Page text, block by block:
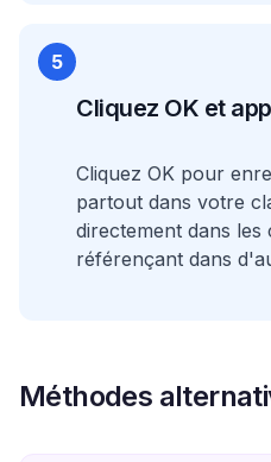
5
Cliquez OK et
Cliquez OK pour
partout dans votre
directement dans les
référençant dans
Méthodes